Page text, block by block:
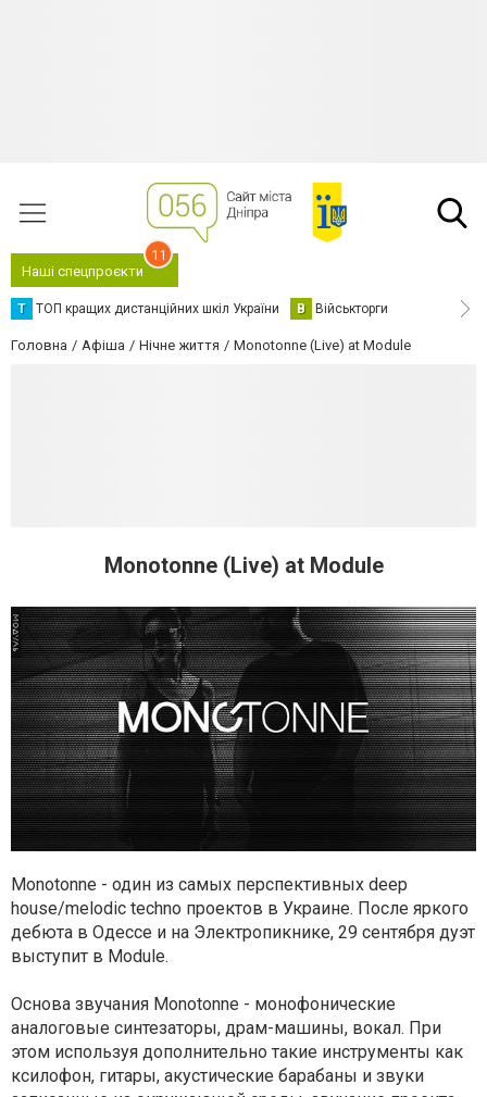
Наші спецпроєкти
11
Т ТОП кращих дистанційних шкіл України В Військторги
Головна Афіша Нічне життя Monotonne (Live) at Module
Monotonne (Live) at Module
Monotonne - один из самых перспективных deep
house/melodic techno проектов в Украине. После яркого
дебюта в Одессе и на Электропикнике, 29 сентября дуэт
выступит в Module.
Основа звучания Monotonne - монофонические
аналоговые синтезаторы, драм-машины, вокал. При
этом используя дополнительно такие инструменты как
ксилофон, гитары, акустические барабаны и звуки